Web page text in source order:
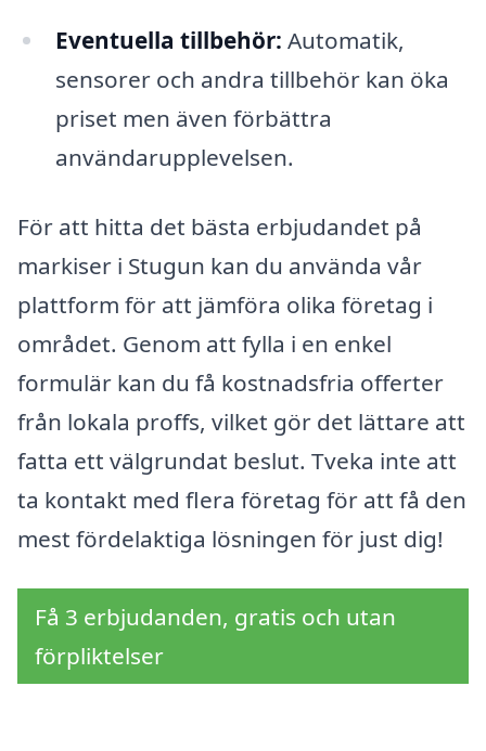
Eventuella tillbehör: Automatik,
sensorer och andra tillbehör kan öka
priset men även förbättra
användarupplevelsen.
För att hitta det bästa erbjudandet på
markiser i Stugun kan du använda vår
plattform för att jämföra olika företag i
området. Genom att fylla i en enkel
formulär kan du få kostnadsfria offerter
från lokala proffs, vilket gör det lättare att
fatta ett välgrundat beslut. Tveka inte att
ta kontakt med flera företag för att få den
mest fördelaktiga lösningen för just dig!
Få 3 erbjudanden, gratis och utan
förpliktelser